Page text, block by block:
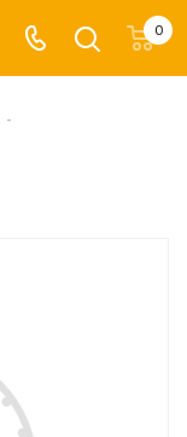
0
-